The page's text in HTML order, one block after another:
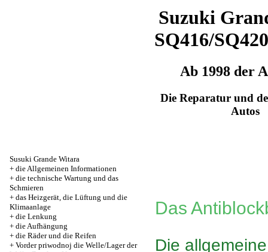
Suzuki
SQ416/
Ab 1998 der
Die Reparatur und
Autos
Susuki Grande Witara
+ die Allgemeinen Informationen
+ die technische Wartung und das
Schmieren
+ das Heizgerät, die Lüftung und die
Klimaanlage
+ die Lenkung
+ die Aufhängung
+ die Räder und die Reifen
+ Vorder priwodnoj die Welle/Lager der
Das
Die